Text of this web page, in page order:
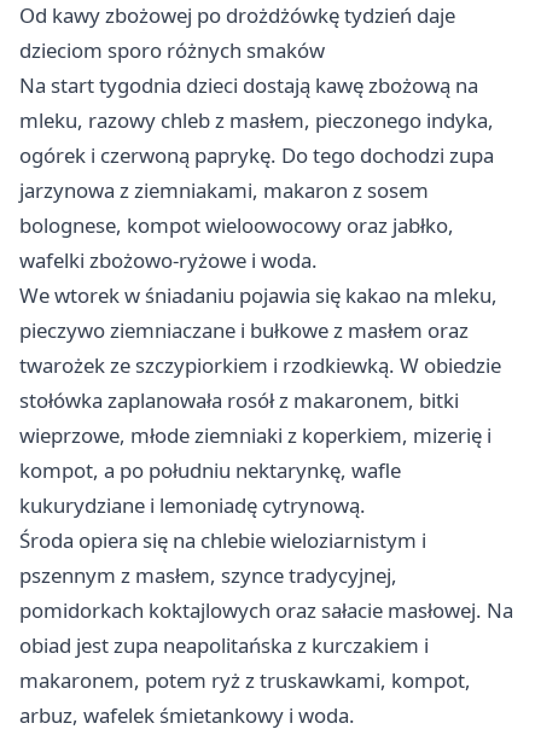
Od kawy zbożowej po drożdżówkę tydzień daje
dzieciom sporo różnych smaków
Na start tygodnia dzieci dostają kawę zbożową na
mleku, razowy chleb z masłem, pieczonego indyka,
ogórek i czerwoną paprykę. Do tego dochodzi zupa
jarzynowa z ziemniakami, makaron z sosem
bolognese, kompot wieloowocowy oraz jabłko,
wafelki zbożowo-ryżowe i woda.
We wtorek w śniadaniu pojawia się kakao na mleku,
pieczywo ziemniaczane i bułkowe z masłem oraz
twarożek ze szczypiorkiem i rzodkiewką. W obiedzie
stołówka zaplanowała rosół z makaronem, bitki
wieprzowe, młode ziemniaki z koperkiem, mizerię i
kompot, a po południu nektarynkę, wafle
kukurydziane i lemoniadę cytrynową.
Środa opiera się na chlebie wieloziarnistym i
pszennym z masłem, szynce tradycyjnej,
pomidorkach koktajlowych oraz sałacie masłowej. Na
obiad jest zupa neapolitańska z kurczakiem i
makaronem, potem ryż z truskawkami, kompot,
arbuz, wafelek śmietankowy i woda.